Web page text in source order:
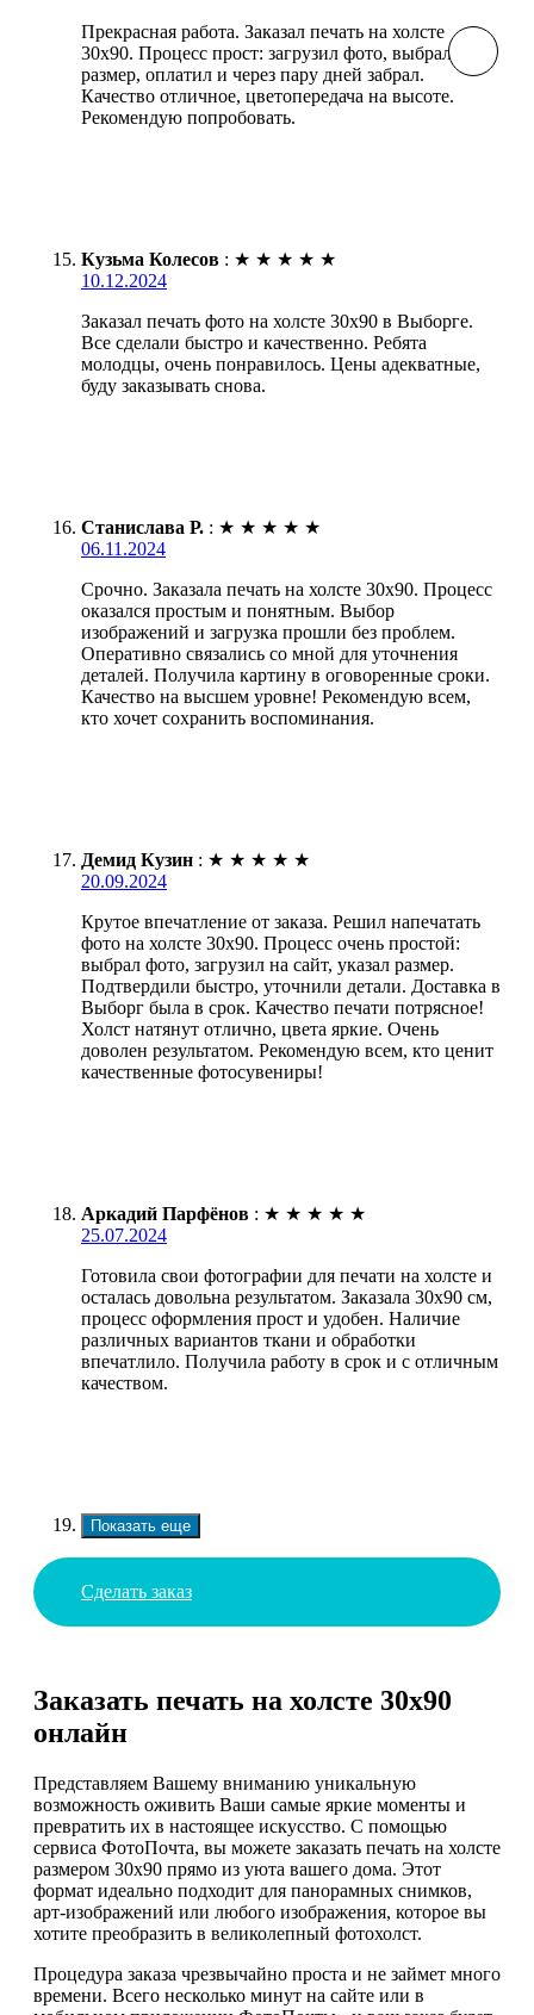
Прекрасная работа. Заказал печать на холсте
30х90. Процесс прост: загрузил фото, выбрал
размер, оплатил и через пару дней забрал.
Качество отличное, цветопередача на высоте.
Рекомендую попробовать.
Кузьма Колесов : ★ ★ ★ ★ ★
10.12.2024
Заказал печать фото на холсте 30х90 в Выборге.
Все сделали быстро и качественно. Ребята
молодцы, очень понравилось. Цены адекватные,
буду заказывать снова.
Станислава Р. : ★ ★ ★ ★ ★
06.11.2024
Срочно. Заказала печать на холсте 30х90. Процесс
оказался простым и понятным. Выбор
изображений и загрузка прошли без проблем.
Оперативно связались со мной для уточнения
деталей. Получила картину в оговоренные сроки.
Качество на высшем уровне! Рекомендую всем,
кто хочет сохранить воспоминания.
Демид Кузин : ★ ★ ★ ★ ★
20.09.2024
Крутое впечатление от заказа. Решил напечатать
фото на холсте 30х90. Процесс очень простой:
выбрал фото, загрузил на сайт, указал размер.
Подтвердили быстро, уточнили детали. Доставка в
Выборг была в срок. Качество печати потрясное!
Холст натянут отлично, цвета яркие. Очень
доволен результатом. Рекомендую всем, кто ценит
качественные фотосувениры!
Аркадий Парфёнов : ★ ★ ★ ★ ★
25.07.2024
Готовила свои фотографии для печати на холсте и
осталась довольна результатом. Заказала 30х90 см,
процесс оформления прост и удобен. Наличие
различных вариантов ткани и обработки
впечатлило. Получила работу в срок и с отличным
качеством.
Показать еще
Сделать заказ
Заказать печать на холсте 30х90
онлайн
Представляем Вашему вниманию уникальную
возможность оживить Ваши самые яркие моменты и
превратить их в настоящее искусство. С помощью
сервиса ФотоПочта, вы можете заказать печать на холсте
размером 30х90 прямо из уюта вашего дома. Этот
формат идеально подходит для панорамных снимков,
арт-изображений или любого изображения, которое вы
хотите преобразить в великолепный фотохолст.
Процедура заказа чрезвычайно проста и не займет много
времени. Всего несколько минут на сайте или в